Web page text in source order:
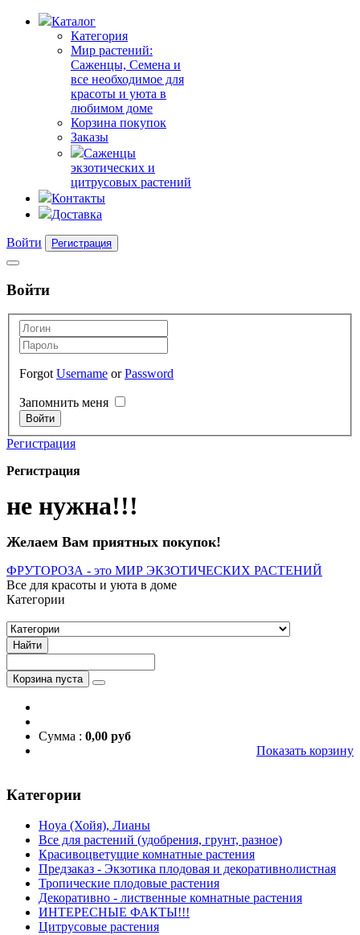
Каталог
Категория
Мир растений:
Саженцы, Семена и
все необходимое для
красоты и уюта в
любимом доме
Корзина покупок
Заказы
Саженцы
экзотических и
цитрусовых растений
Контакты
Доставка
Войти Регистрация
Войти
Forgot Username orPassword
Запомнить меня
Регистрация
Регистрация
не нужна!!!
Желаем Вам приятных покупок!
ФРУТОРОЗА - это МИР ЭКЗОТИЧЕСКИХ РАСТЕНИЙ
Все для красоты и уюта в доме
Категории
Найти
Корзина пуста
Сумма : 0,00 руб
Показать корзину
Категории
Hoуа (Хойя), Лианы
Все для растений (удобрения, грунт, разное)
Красивоцветущие комнатные растения
Предзаказ - Экзотика плодовая и декоративнолистная
Тропические плодовые растения
Декоративно - лиственные комнатные растения
ИНТЕРЕСНЫЕ ФАКТЫ!!!
Цитрусовые растения